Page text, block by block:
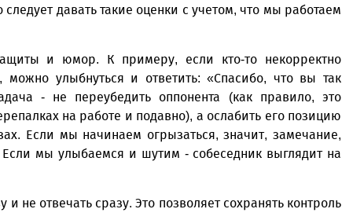
давать такие оценки с учетом, что мы работаем
и юмор. К примеру, если кто-то некорректно
улыбнуться и ответить: «Спасибо, что вы так
- не переубедить оппонента (как правило, это
на работе и подавно), а ослабить его позицию
Если мы начинаем огрызаться, значит, замечание,
мы улыбаемся и шутим - собеседник выглядит на
не отвечать сразу. Это позволяет сохранять контроль